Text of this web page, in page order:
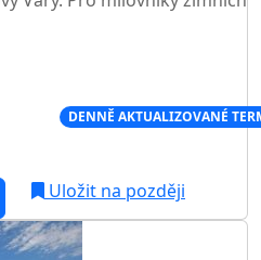
DENNĚ AKTUALIZOVANÉ
Uložit na později